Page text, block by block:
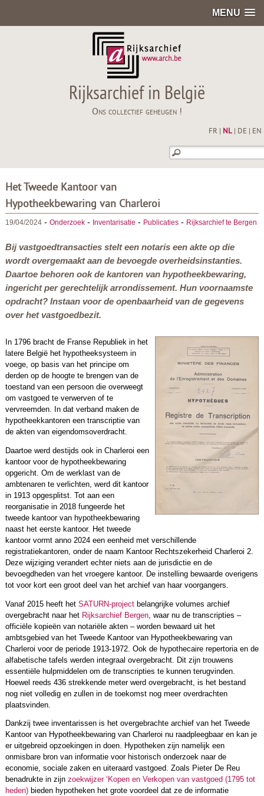
MENU
Rijksarchief in België
Ons collectief geheugen !
FR NL| DE EN
Het Tweede Kantoor van
Hypotheekbewaring van Charleroi
19/04/2024- Onderzoek- Inventarisatie - Publicaties- Rijksarchief te Bergen
Bij vastgoedtransacties stelt een notaris een akte op die
wordt overgemaakt aan de bevoegde overheidsinstanties.
Daartoe behoren ook de kantoren van hypotheekbewaring,
ingericht per gerechtelijk arrondissement. Hun voornaamste
opdracht? Instaan voor de openbaarheid van de gegevens
over het vastgoedbezit.
In 1796 bracht de Franse Republiek in het
latere België het hypotheeksysteem in
voege, op basis van het principe om
derden op de hoogte te brengen van de
toestand van een persoon die overweegt
om vastgoed te verwerven of te
vervreemden. In dat verband maken de
hypotheekkantoren een transcriptie van
de akten van eigendomsoverdracht.
Daartoe werd destijds ook in Charleroi een
kantoor voor de hypotheekbewaring
opgericht. Om de werklast van de
ambtenaren te verlichten, werd dit kantoor
in 1913 opgesplitst. Tot aan een
reorganisatie in 2018 fungeerde het
tweede kantoor van hypotheekbewaring
naast het eerste kantoor. Het tweede
kantoor vormt anno 2024 een eenheid met verschillende
registratiekantoren, onder de naam Kantoor Rechtszekerheid Charleroi 2.
Deze wijziging verandert echter niets aan de jurisdictie en de
bevoegdheden van het vroegere kantoor. De instelling bewaarde overigens
tot voor kort een groot deel van het archief van haar voorgangers.
Vanaf 2015 heeft het SATURN-projectbelangrijke volumes archief
overgebracht naar het Rijksarchief Bergen, waar nu de transcripties –
officiële kopieën van notariële akten – worden bewaard uit het
ambtsgebied van het Tweede Kantoor van Hypotheekbewaring van
Charleroi voor de periode 1913-1972. Ook de hypothecaire repertoria en de
alfabetische tafels werden integraal overgebracht. Dit zijn trouwens
essentiële hulpmiddelen om de transcripties te kunnen terugvinden.
Hoewel reeds 436 strekkende meter werd overgebracht, is het bestand
nog niet volledig en zullen in de toekomst nog meer overdrachten
plaatsvinden.
Dankzij twee inventarissen is het overgebrachte archief van het Tweede
Kantoor van Hypotheekbewaring van Charleroi nu raadpleegbaar en kan je
er uitgebreid opzoekingen in doen. Hypotheken zijn namelijk een
onmisbare bron van informatie voor historisch onderzoek naar de
economie, sociale zaken en uiteraard vastgoed. Zoals Pieter De Reu
benadrukte in zijn zoekwijzer ‘Kopen en Verkopen van vastgoed (1795 tot
heden)bieden hypotheken het grote voordeel dat ze de informatie